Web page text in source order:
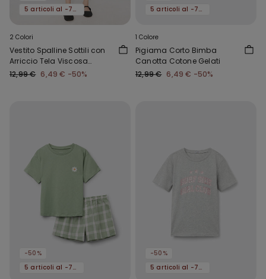
5 articoli al -70%
2 Colori
Vestito Spalline Sottili con
Arriccio Tela Viscosa
Bimba
12,99 € 6,49 € -50%
5 articoli al -70%
1 Colore
Pigiama Corto Bimba
Canotta Cotone Gelati
12,99 € 6,49 € -50%
-50%
5 articoli al -70%
-50%
5 articoli al -70%